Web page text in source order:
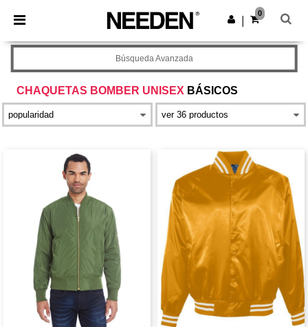
× App de Needen
¡Mejores precios en app!
Descargar app
0
CHAQUETAS BOMBER UNISEX BÁSICOS
Búsqueda Avanzada